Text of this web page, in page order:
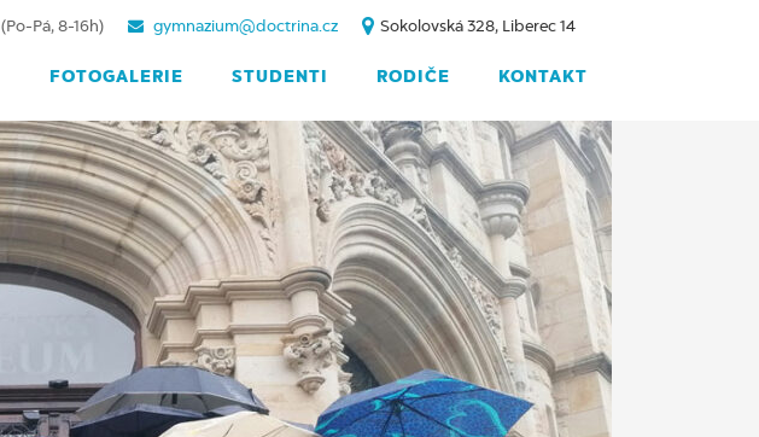
FOTOGALERIE STUDENTI RODIČE KONTAKT
(Po-Pá, 8-16h) gymnazium@doctrina.cz Sokolovská 328, Liberec 14